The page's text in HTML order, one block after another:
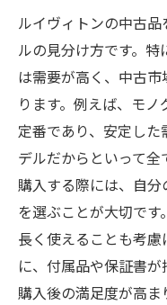
ルイヴィトンの中古
ルの見分け方です。
は需要が高く、中古
ります。例えば、モ
定番であり、安定し
デルだからといって全
購入する際には、自
を選ぶことが大切で
長く使えることも考
に、付属品や保証書が
購入後の満足度が高ま